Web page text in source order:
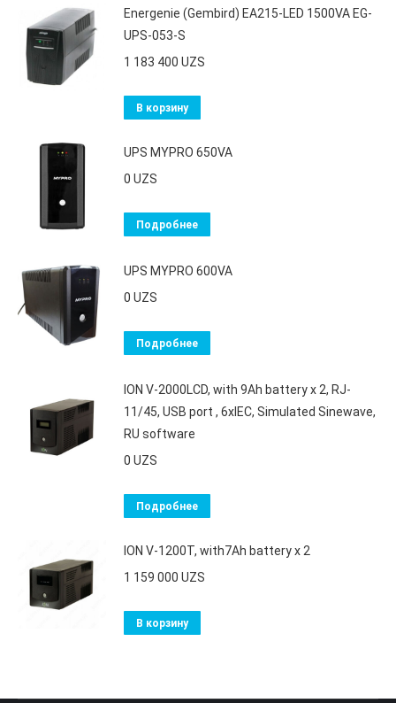
Energenie (Gembird) EA215-LED 1500VA EG-
UPS-053-S
1 183 400 UZS
В корзину
UPS MYPRO 650VA
0 UZS
Подробнее
UPS MYPRO 600VA
0 UZS
Подробнее
ION V-2000LCD, with 9Ah battery x 2, RJ-
11/45, USB port , 6xIEC, Simulated Sinewave,
RU software
0 UZS
Подробнее
ION V-1200T, with7Ah battery х 2
1 159 000 UZS
В корзину